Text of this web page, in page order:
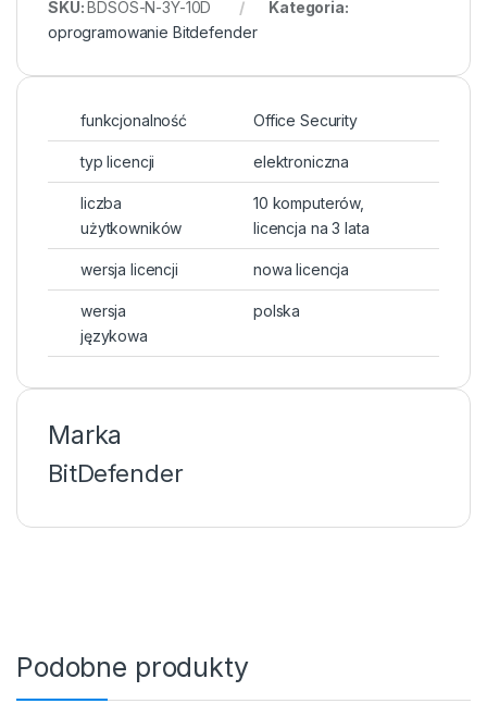
SKU:BDSOS-N-3Y-10D
Kategoria:
oprogramowanie Bitdefender
funkcjonalność Office Security
typ licencji elektroniczna
liczba
użytkowników
10 komputerów,
licencja na 3 lata
wersja licencji nowa licencja
wersja
językowa
polska
Marka
BitDefender
Podobne produkty